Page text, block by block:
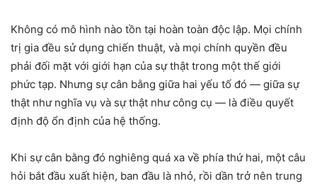
Không có mô hình nào tồn tại hoàn toàn độc lập. Mọi chính
trị gia đều sử dụng chiến thuật, và mọi chính quyền đều
phải đối mặt với giới hạn của sự thật trong một thế giới
phức tạp. Nhưng sự cân bằng giữa hai yếu tố đó — giữa sự
thật như nghĩa vụ và sự thật như công cụ — là điều quyết
định độ ổn định của hệ thống.
Khi sự cân bằng đó nghiêng quá xa về phía thứ hai, một câu
hỏi bắt đầu xuất hiện, ban đầu là nhỏ, rồi dần trở nên trung